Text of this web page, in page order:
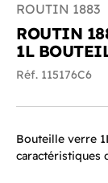
ROUTIN 1883
ROUTIN
1L
Réf. 115176C6
Bouteille verre
caractéristiques